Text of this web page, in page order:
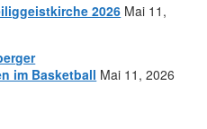
2026 Mai 11,
im Basketball Mai 11, 2026